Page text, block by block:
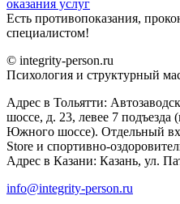
оказания услуг
Есть противопоказания,
специалистом!
© integrity-person.ru
Психология и структурный
Адрес в Тольятти:
шоссе, д. 23, левее 7 подъезда
Южного шоссе). Отдельный
Store и спортивно-
Адрес в Казани: Казань, ул.
info@integrity-person.ru